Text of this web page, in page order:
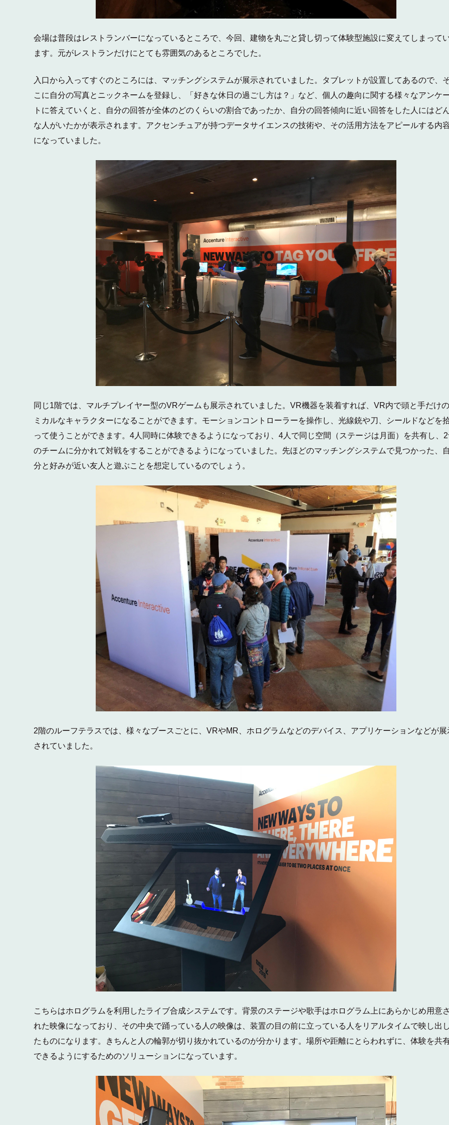
会場は普段はレストランバーになっているところで、今回、建物を丸ごと貸し切って体験型施設に変えてしまって
ます。元がレストランだけにとても雰囲気のあるところでした。
入口から入ってすぐのところには、マッチングシステムが展示されていました。タブレットが設置してあるので、
こに自分の写真とニックネームを登録し、「好きな休日の過ごし方は？」など、個人の趣向に関する様々なアンケ
トに答えていくと、自分の回答が全体のどのくらいの割合であったか、自分の回答傾向に近い回答をした人にはど
な人がいたかが表示されます。アクセンチュアが持つデータサイエンスの技術や、その活用方法をアピールする内
になっていました。
同じ1階では、マルチプレイヤー型のVRゲームも展示されていました。VR機器を装着すれば、VR内で頭と手だけ
ミカルなキャラクターになることができます。モーションコントローラーを操作し、光線銃や刀、シールドなどを
って使うことができます。4人同時に体験できるようになっており、4人で同じ空間（ステージは月面）を共有し、
のチームに分かれて対戦をすることができるようになっていました。先ほどのマッチングシステムで見つかった、
分と好みが近い友人と遊ぶことを想定しているのでしょう。
2階のルーフテラスでは、様々なブースごとに、VRやMR、ホログラムなどのデバイス、アプリケーションなどが展
されていました。
こちらはホログラムを利用したライブ合成システムです。背景のステージや歌手はホログラム上にあらかじめ用意
れた映像になっており、その中央で踊っている人の映像は、装置の目の前に立っている人をリアルタイムで映し出
たものになります。きちんと人の輪郭が切り抜かれているのが分かります。場所や距離にとらわれずに、体験を共
できるようにするためのソリューションになっています。